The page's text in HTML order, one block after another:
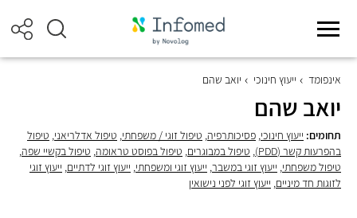
אינפומד ייעוץ חינוכי יואב שהם
יואב שהם
תחומים: ייעוץ חינוכי, פסיכותרפיה, טיפול זוגי / משפחתי, טיפול אדלריאני, טיפול
בהפרעות קשר (PDD)
, טיפול במבוגרים, טיפול בפוסט טראומה, טיפול בקשיי שפה,
טיפול משפחתי, ייעוץ זוגי במשבר, ייעוץ זוגי ומשפחתי, ייעוץ זוגי לדתיים, ייעוץ זוגי
לזוגות חד מיניים, ייעוץ זוגי לפני נישואין